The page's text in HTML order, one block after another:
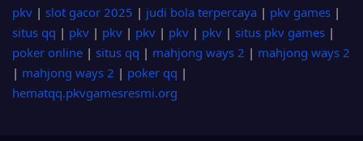
pkv | slot gacor 2025 | judi bola terpercaya | pkv games |
situs qq | pkv | pkv | pkv | pkv | pkv | situs pkv games |
poker online | situs qq | mahjong ways 2 | mahjong ways 2
| mahjong ways 2 | poker qq |
hematqq.pkvgamesresmi.org